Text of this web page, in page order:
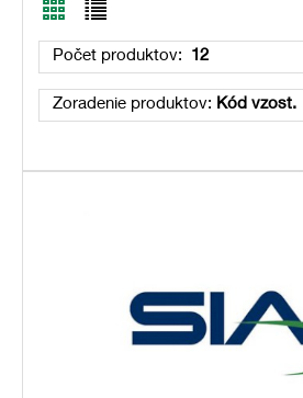
Počet produktov: 12
Zoradenie produktov: Kód vzost.